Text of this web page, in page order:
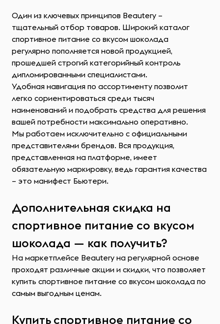
Один из ключевых принципов Beautery –
тщательный отбор товаров. Широкий каталог
спортивное питание со вкусом шоколада
регулярно пополняется новой продукцией,
прошедшей строгий категорийный контроль
дипломированными специалистами.
Удобная навигация по ассортименту позволит
легко сориентироваться среди тысяч
наименований и подобрать средства для решения
вашей потребности максимально оперативно.
Мы работаем исключительно с официальными
представителями брендов. Вся продукция,
представленная на платформе, имеет
обязательную маркировку, ведь гарантия качества
– это манифест Бьютери.
Дополнительная скидка на
спортивное питание со вкусом
шоколада — как получить?
На маркетплейсе Beautery на регулярной основе
проходят различные акции и скидки, что позволяет
купить спортивное питание со вкусом шоколада по
самым выгодным ценам.
Купить спортивное питание со